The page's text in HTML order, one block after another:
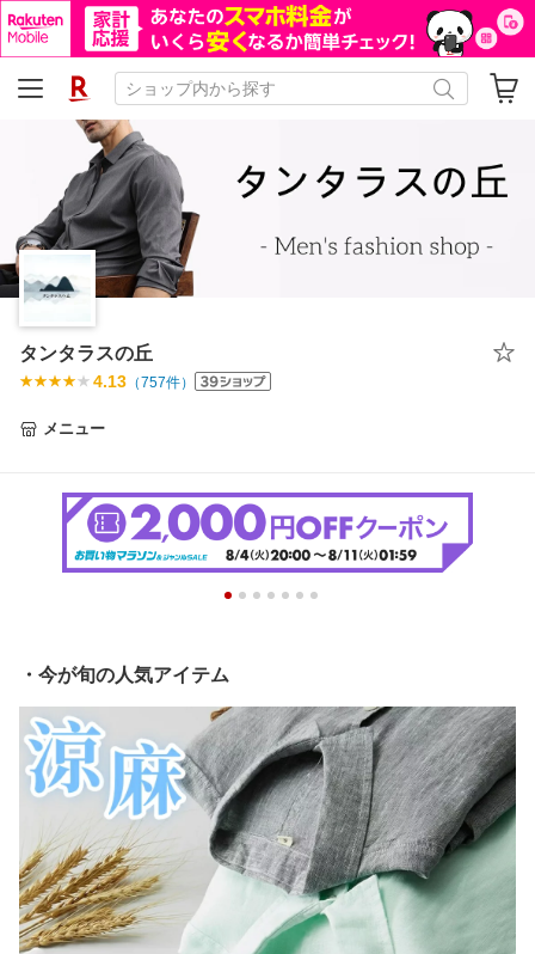
タンタラスの丘
4.13 （757件）
メニュー
・今が旬の人気アイテム